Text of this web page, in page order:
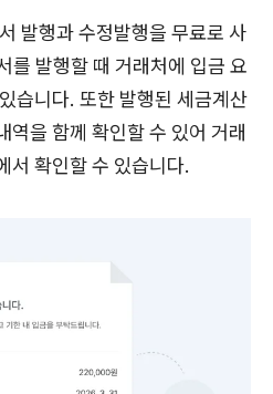
발행과 수정발행을 무료로 사
를 발행할 때 거래처에 입금 요
습니다. 또한 발행된 세금계산
역을 함께 확인할 수 있어 거래
서 확인할 수 있습니다.